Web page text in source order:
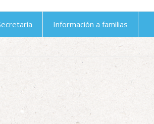
Información a familias